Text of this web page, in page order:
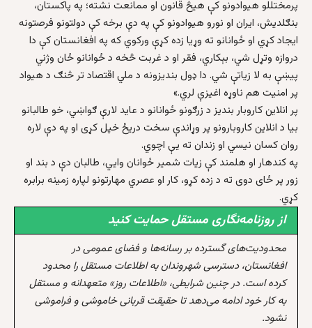
پرمختللو هیوادونو کې هیڅ قانون او ممانعت نشته؛ په پاکستان،
بنګلدیش، ایران او نورو هیوادونو کې په دې برخه کې دولتونو فرصتونه
ایجاد کړي او ځوانانو ته وړیا زده کړې ورکوي که په افغانستان کې دا
دروازه وتړل شي، بېکاري، فقر او د غربت څخه د ځوانانو ځان وژني
پیښې به لا زیاتې شي. دا ډول بندیزونه د ملي اقتصاد تر څنګ د هیواد
پر امنیت هم ناوړه اغیزې لري.»
پر انلاین کاروبار بندیز د زرګونو ځوانانو د عاید لارې ګواښي، خو طالبانو
بیا د انلاین کاروبارونو پر وړاندې سخت دریځ خپل کړی او په دې لاره
روان کسان نیسي او زندان ته یې اچوي.
په کندهار او هلمند کې زیات شمیر ځوانان وایي، طالبان دې د بند او
زور پر ځای دوی ته د زده کړو، کار او عصري مهارتونو لپاره زمینه برابره
کړي.
از روزنامه‌نگاری مستقل حمایت کنید
محدودیت‌های گسترده بر رسانه‌ها و فضای عمومی در
افغانستان، دسترسی شهروندان به اطلاعات مستقل را محدود
کرده است. در چنین شرایطی، «اطلاعات روز» متعهدانه و مستقل
به کار خود ادامه می‌دهد تا حقیقت قربانی خاموشی و فراموشی
نشود.